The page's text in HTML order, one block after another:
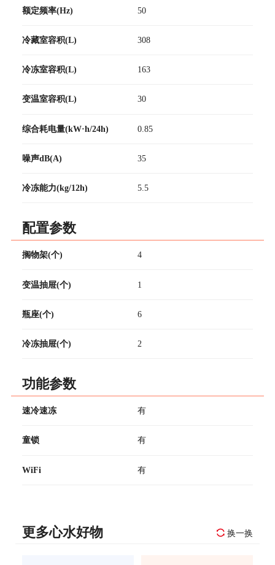
额定频率(Hz) 50
冷藏室容积(L) 308
冷冻室容积(L) 163
变温室容积(L) 30
综合耗电量(kW·h/24h) 0.85
噪声dB(A) 35
冷冻能力(kg/12h) 5.5
配置参数
搁物架(个) 4
变温抽屉(个) 1
瓶座(个) 6
冷冻抽屉(个) 2
功能参数
速冷速冻 有
童锁 有
WiFi 有
更多心水好物 换一换